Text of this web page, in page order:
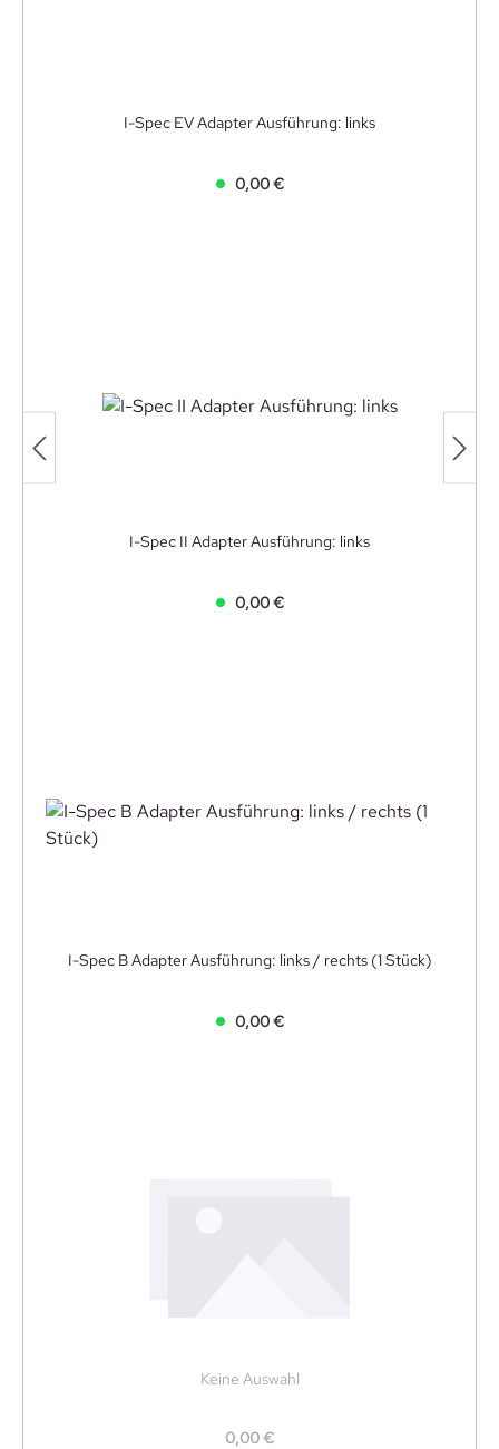
I-Spec EV Adapter Ausführung: links
0,00 €
I-Spec II Adapter Ausführung: links
0,00 €
I-Spec B Adapter Ausführung: links / rechts (1 Stück)
0,00 €
Keine Auswahl
0,00 €